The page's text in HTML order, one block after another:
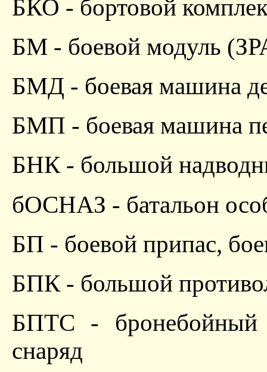
БКО - бортовой
БМ - боевой модуль
БМД - боевая машина
БМП - боевая машина
БНК - большой
бОСНАЗ - батальон
БП - боевой припас,
БПК - большой
БПТС - бронебойный
снаряд